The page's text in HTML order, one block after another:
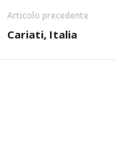
Articolo precedente
Cariati, Italia